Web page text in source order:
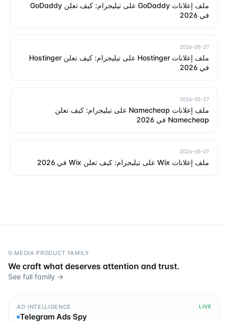
ملف إعلانات GoDaddy على تيليجرام: كيف تعلن GoDaddy
في 2026
2026-05-27
ملف إعلانات Hostinger على تيليجرام: كيف تعلن Hostinger
في 2026
2026-05-27
ملف إعلانات Namecheap على تيليجرام: كيف تعلن
Namecheap في 2026
2026-05-27
ملف إعلانات Wix على تيليجرام: كيف تعلن Wix في 2026
G.MEDIA PRODUCT FAMILY
We craft what deserves attention and trust.
See full family →
AD INTELLIGENCE LIVE
Telegram Ads Spy